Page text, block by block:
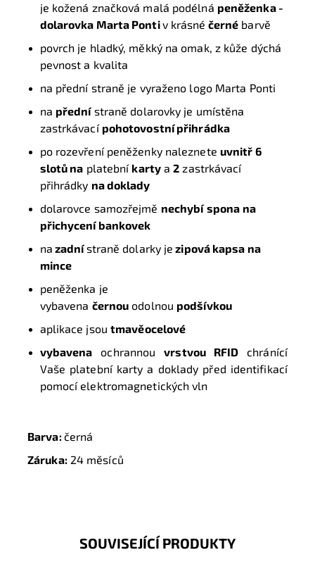
je kožená značková malá podélná peněženka -
dolarovka Marta Pontiv krásné černé barvě
povrch je hladký, měkký na omak, z kůže dýchá
pevnost a kvalita
na přední straně je vyraženo logo Marta Ponti
na přednístraně dolarovky je umístěna
zastrkávací pohotovostní přihrádka
po rozevření peněženky naleznete uvnitř 6
slotů na platební kartya2 zastrkávací
přihrádky na doklady
dolarovce samozřejmě nechybí spona na
přichycení bankovek
na zadnístraně dolarky je zipová kapsa na
mince
peněženka je
vybavena černou odolnou podšívkou
aplikace jsou tmavěocelové
vybavena ochrannouvrstvou RFID chránící
Vaše platební karty a doklady před identifikací
pomocí elektromagnetických vln
Barva:černá
Záruka:24 měsíců
SOUVISEJÍCÍ PRODUKTY